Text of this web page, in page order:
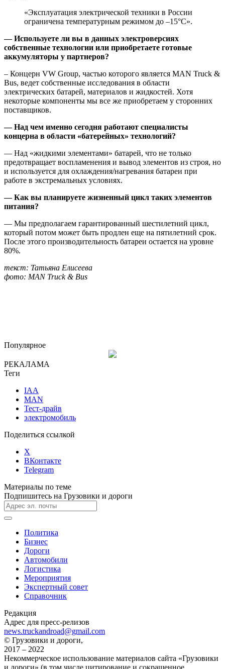
«Эксплуатация электрической техники в России
ограничена температурным режимом до –15°С».
— Используете ли вы в данных электроверсиях
собственные технологии или приобретаете готовые
аккумуляторы у партнеров?
– Концерн VW Group, частью которого является MAN Truck &
Bus, ведет собственные исследования в области
электрических батарей, материалов и жидкостей. Хотя
некоторые компоненты мы все же приобретаем у сторонних
поставщиков.
— Над чем именно сегодня работают специалисты
концерна в области «батерейных» технологий?
— Над «жидкими элементами» батарей, что не только
предотвращает воспламенения и вывод элементов из строя, но
и используется для охлаждения/нагревания батареи при
работе в экстремальных условиях.
— Как вы планируете жизненный цикл таких элементов
питания?
— Мы предполагаем гарантированный шестилетний цикл,
который потом может быть продлен еще на пятилетний срок.
После этого производительность батареи остается на уровне
80%.
текст: Татьяна Елисеева
фото: MAN Truck & Bus
Популярное
РЕКАЛАМА
Теги
IAA
MAN
Тест-драйв
электромобиль
Поделиться ссылкой
X
ВКонтакте
Telegram
Материалы по теме
Подпишитесь на Грузовики и дороги
Политика
Бизнес
Дороги
Автомобили
Логистика
Мероприятия
Экспертный совет
Справочник
Редакция
Адрес для пресс-релизов
news.truckandroad@gmail.com
© Грузовики и дороги,
2017 – 2022
Некоммерческое использование материалов сайта «Грузовики
и дороги» (в том числе цитирование и сокращенное